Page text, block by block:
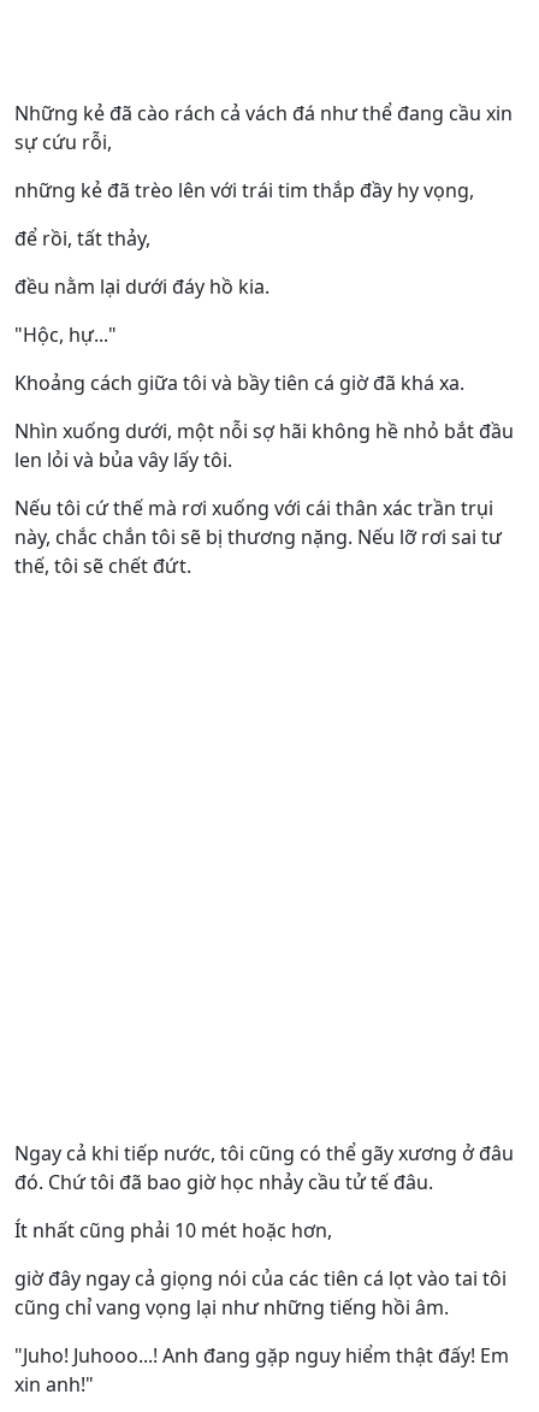
Những kẻ đã cào rách cả vách đá như thể đang cầu xin
sự cứu rỗi,
những kẻ đã trèo lên với trái tim thắp đầy hy vọng,
để rồi, tất thảy,
đều nằm lại dưới đáy hồ kia.
"Hộc, hự..."
Khoảng cách giữa tôi và bầy tiên cá giờ đã khá xa.
Nhìn xuống dưới, một nỗi sợ hãi không hề nhỏ bắt đầu
len lỏi và bủa vây lấy tôi.
Nếu tôi cứ thế mà rơi xuống với cái thân xác trần trụi
này, chắc chắn tôi sẽ bị thương nặng. Nếu lỡ rơi sai tư
thế, tôi sẽ chết đứt.
Ngay cả khi tiếp nước, tôi cũng có thể gãy xương ở đâu
đó. Chứ tôi đã bao giờ học nhảy cầu tử tế đâu.
Ít nhất cũng phải 10 mét hoặc hơn,
giờ đây ngay cả giọng nói của các tiên cá lọt vào tai tôi
cũng chỉ vang vọng lại như những tiếng hồi âm.
"Juho! Juhooo...! Anh đang gặp nguy hiểm thật đấy! Em
xin anh!"